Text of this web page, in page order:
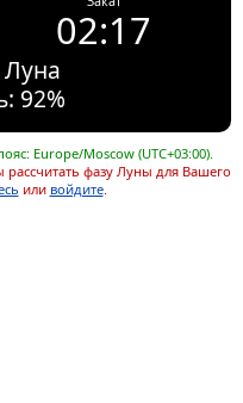
02:17
92%
Europe/Moscow (UTC+03:00).
рассчитать фазу Луны для Вашего
или войдите.